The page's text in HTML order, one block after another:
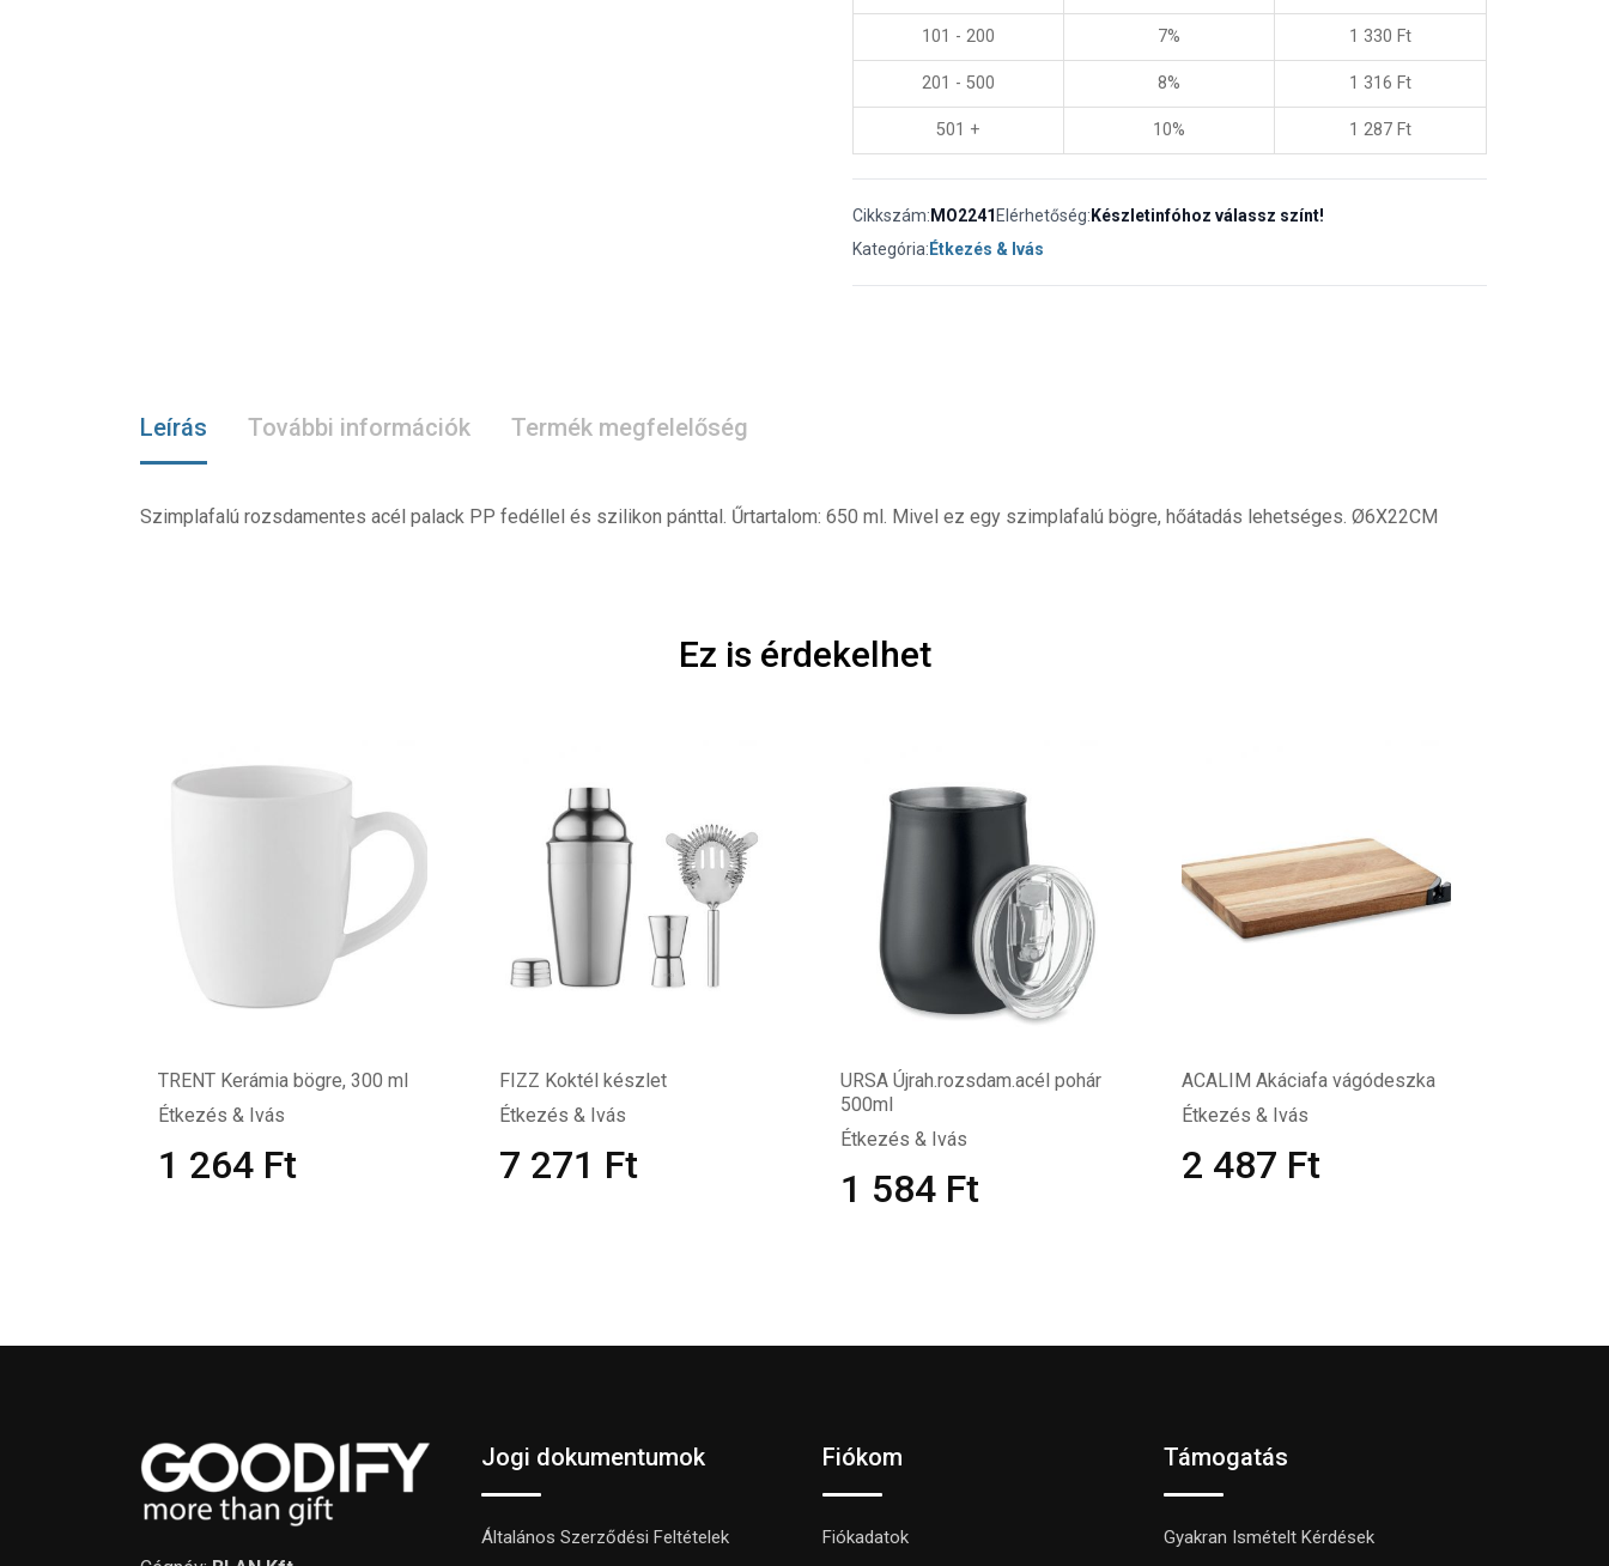
101 - 200 7% 1 330 Ft
201 - 500 8% 1 316 Ft
501 + 10% 1 287 Ft
Cikkszám: MO2241 Elérhetőség: Készletinfóhoz válassz színt!
Kategória: Étkezés & Ivás
Leírás További információk Termék megfelelőség
Szimplafalú rozsdamentes acél palack PP fedéllel és szilikon pánttal. Űrtartalom: 650 ml. Mivel ez egy szimplafalú bögre, hőátadás lehetséges. Ø6X22CM
Ez is érdekelhet
TRENT Kerámia bögre, 300 ml
Étkezés & Ivás
1 264 Ft
FIZZ Koktél készlet
Étkezés & Ivás
7 271 Ft
URSA Újrah.rozsdam.acél pohár
500ml
Étkezés & Ivás
1 584 Ft
ACALIM Akáciafa vágódeszka
Étkezés & Ivás
2 487 Ft
Jogi dokumentumok
Általános Szerződési Feltételek
Fiókom
Fiókadatok
Támogatás
Gyakran Ismételt Kérdések